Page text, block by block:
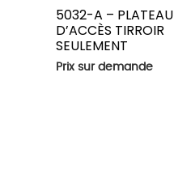
5032-A – PLATEAU
D’ACCÈS TIRROIR
SEULEMENT
Prix sur demande